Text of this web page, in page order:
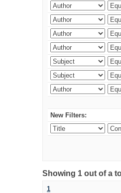
New Filters:
Showing 1 out of a
1